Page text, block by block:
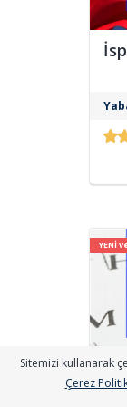
ve
YENİ
Sitemizi kullanarak
Çerez